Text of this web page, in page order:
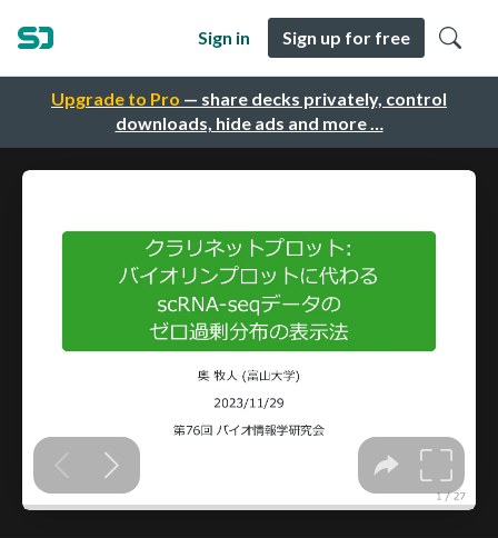
Upgrade to Pro — share decks privately, control
downloads, hide ads and more …
Sign in Sign up for free